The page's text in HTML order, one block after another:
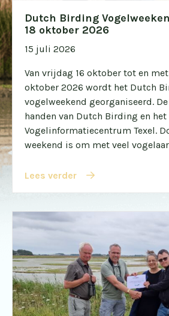
Dutch Birding
18 oktober 2026
15 juli 2026
Van vrijdag 16 oktober tot en
oktober 2026 wordt het Dutch
vogelweekend georganiseerd.
handen van Dutch Birding en het
Vogelinformatiecentrum Texel.
weekend is om met veel
Lees verder